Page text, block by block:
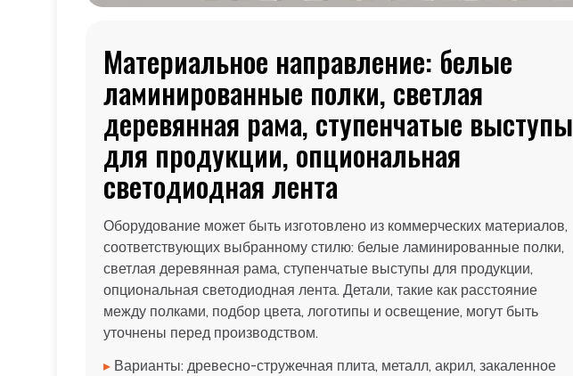
Материальное направление: белые
ламинированные полки, светлая
деревянная рама, ступенчатые выступы
для продукции, опциональная
светодиодная лента
Оборудование может быть изготовлено из коммерческих материалов,
соответствующих выбранному стилю: белые ламинированные полки,
светлая деревянная рама, ступенчатые выступы для продукции,
опциональная светодиодная лента. Детали, такие как расстояние
между полками, подбор цвета, логотипы и освещение, могут быть
уточнены перед производством.
▸ Варианты: древесно-стружечная плита, металл, акрил, закаленное